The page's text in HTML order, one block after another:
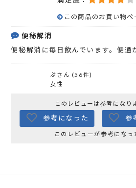
この商品のお買い物ペ
便秘解消
便秘解消に毎日飲んでいます。便通
ぷさん (56件)
女性
このレビューは参考になり
参考になった
参
このレビューが参考になっ